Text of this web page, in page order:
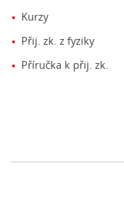
Kurzy
Přij. zk. z fyziky
Příručka k přij. zk.